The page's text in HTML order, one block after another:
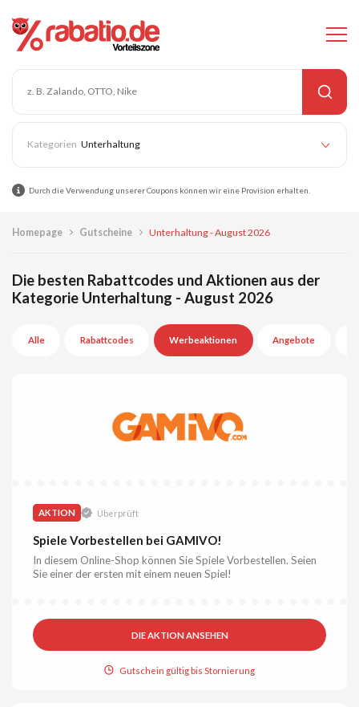
Unterhaltung
Durch die Verwendung unserer Coupons können wir eine Provision erhalten.
Homepage Gutscheine Unterhaltung - August 2026
Die besten Rabattcodes und Aktionen aus der
Kategorie Unterhaltung - August 2026
Alle Rabattcodes Werbeaktionen Angebote
AKTION Überprüft
Spiele Vorbestellen bei GAMIVO!
In diesem Online-Shop können Sie Spiele Vorbestellen. Seien
Sie einer der ersten mit einem neuen Spiel!
DIE AKTION ANSEHEN
Gutschein gültig bis Stornierung